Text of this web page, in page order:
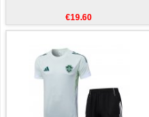
€19.60